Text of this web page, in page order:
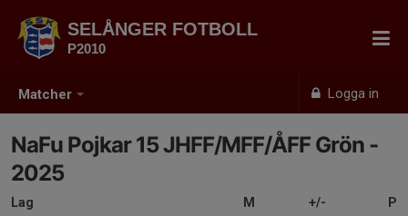
Matcher Logga in
SELÅNGER FOTBOLL
P2010
NaFu Pojkar 15 JHFF/MFF/ÅFF Grön -
2025
Lag M +/- P